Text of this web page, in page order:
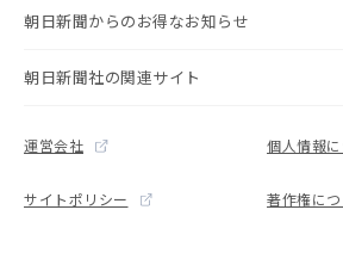
朝日新聞からのお得なお知らせ
朝日新聞社の関連サイト
運営会社 個人情報
サイトポリシー 著作権に